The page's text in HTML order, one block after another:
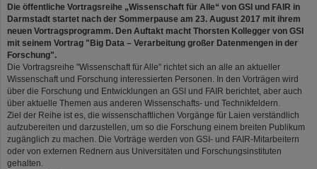
Die öffentliche Vortragsreihe „Wissenschaft für Alle“ von GSI und FAIR in
Darmstadt startet nach der Sommerpause am 23. August 2017 mit ihrem
neuen Vortragsprogramm. Den Auftakt macht Thorsten Kollegger von GSI
mit seinem Vortrag "Big Data – Verarbeitung großer Datenmengen in der
Forschung".
Die Vortragsreihe "Wissenschaft für Alle" richtet sich an alle an aktueller
Wissenschaft und Forschung interessierten Personen. In den Vorträgen wird
über die Forschung und Entwicklungen an GSI und FAIR berichtet, aber auch
über aktuelle Themen aus anderen Wissenschafts- und Technikfeldern.
Ziel der Reihe ist es, die wissenschaftlichen Vorgänge für Laien verständlich
aufzubereiten und darzustellen, um so die Forschung einem breiten Publikum
zugänglich zu machen. Die Vorträge werden von GSI- und FAIR-Mitarbeitern
oder von externen Rednern aus Universitäten und Forschungsinstituten
gehalten.